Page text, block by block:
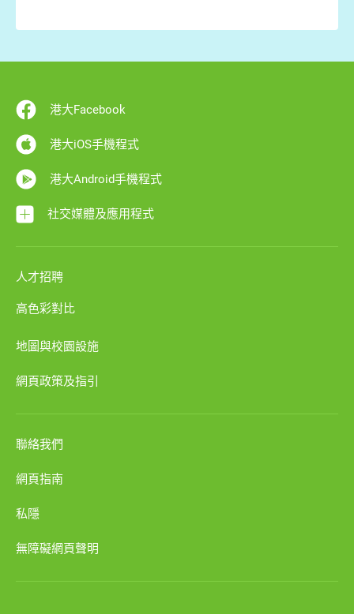
港大Facebook
港大iOS手機程式
港大Android手機程式
社交媒體及應用程式
人才招聘
高色彩對比
地圖與校園設施
網頁政策及指引
聯絡我們
網頁指南
私隱
無障礙網頁聲明